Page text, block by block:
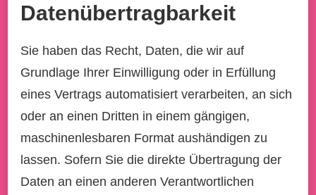
Datenübertragbarkeit
Sie haben das Recht, Daten, die wir auf
Grundlage Ihrer Einwilligung oder in Erfüllung
eines Vertrags automatisiert verarbeiten, an sich
oder an einen Dritten in einem gängigen,
maschinenlesbaren Format aushändigen zu
lassen. Sofern Sie die direkte Übertragung der
Daten an einen anderen Verantwortlichen